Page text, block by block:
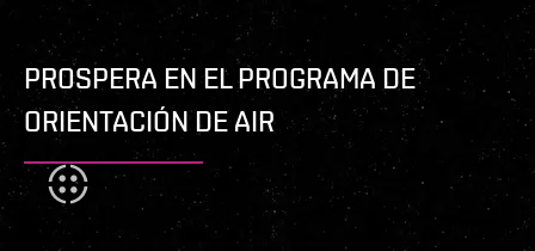
PROSPERA EN EL PROGRAMA DE
ORIENTACIÓN DE AIR